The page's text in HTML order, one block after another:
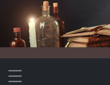
THE RETROHOUSE